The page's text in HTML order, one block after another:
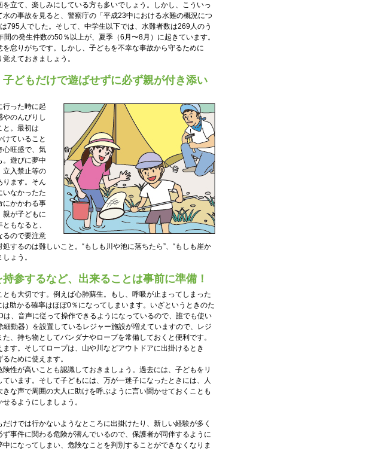
立て、楽しみにしている方も多いでしょう。しかし、こういっ
の事故を見ると、警察庁の「平成23中における水難の概況につ
795人でした。そして、中学生以下では、水難者数は269人のう
の発生件数の50％以上が、夏季（6月〜8月）に起きています。
怠りがちです。しかし、子どもを不幸な事故から守るために
えておきましょう。
どもだけで遊ばせずに必ず親が付き添い
行った時に起
のんびりし
と。最初は
けていること
心旺盛で、気
。遊びに夢中
立入禁止等の
ります。そん
いなかったた
にかかわる事
親が子どもに
もなると、
るので要注意
するのは難しいこと。“もしも川や池に落ちたら”、“もしも崖か
ょう。
参するなど、出来ることは事前に準備！
も大切です。例えば心肺蘇生。もし、呼吸が止まってしまった
助かる確率はほぼ0％になってしまいます。いざというときのた
、音声に従って操作できるようになっているので、誰でも使い
動器）を設置しているレジャー施設が増えていますので、レジ
、持ち物としてバンダナやロープを常備しておくと便利です。
す。そしてロープは、山や川などアウトドアに出掛けるとき
ために使えます。
性が高いことも認識しておきましょう。過去には、子どもをリ
います。そして子どもには、万が一迷子になったときには、人
な声で周囲の大人に助けを呼ぶように言い聞かせておくことも
るようにしましょう。
けでは行かないようなところに出掛けたり、新しい経験が多く
事件に関わる危険が潜んでいるので、保護者が同伴するように
になってしまい、危険なことを判別することができなくなりま